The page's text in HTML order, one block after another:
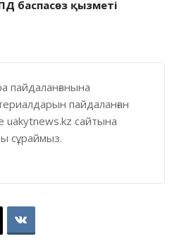
баспасөз қызметі
пайдаланғанына
пайдаланған
uakytnews.kz сайтына
сұраймыз.